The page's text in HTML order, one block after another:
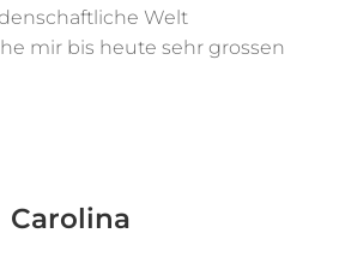
Welt
mir bis heute sehr grossen
Carolina